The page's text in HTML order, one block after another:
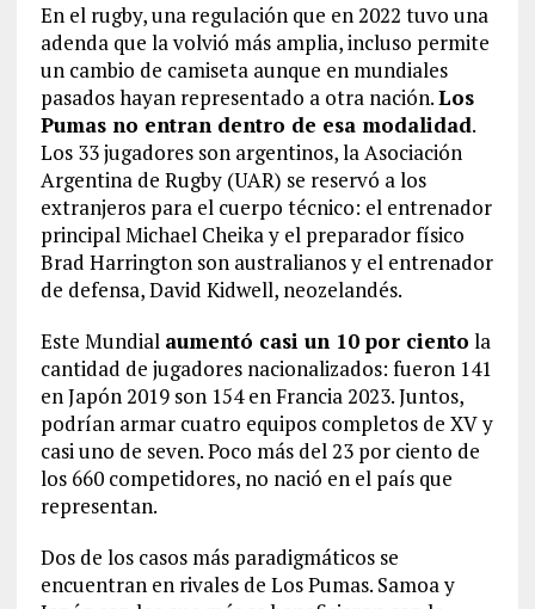
En el rugby, una regulación que en 2022 tuvo una
adenda que la volvió más amplia, incluso permite
un cambio de camiseta aunque en mundiales
pasados hayan representado a otra nación.Los
Pumas no entran dentro de esa modalidad.
Los 33 jugadores son argentinos, la Asociación
Argentina de Rugby (UAR) se reservó a los
extranjeros para el cuerpo técnico: el entrenador
principal Michael Cheika y el preparador físico
Brad Harrington son australianos y el entrenador
de defensa, David Kidwell, neozelandés.
Este Mundial aumentó casi un 10 por ciento la
cantidad de jugadores nacionalizados: fueron 141
en Japón 2019 son 154 en Francia 2023. Juntos,
podrían armar cuatro equipos completos de XV y
casi uno de seven. Poco más del 23 por ciento de
los 660 competidores, no nació en el país que
representan.
Dos de los casos más paradigmáticos se
encuentran en rivales de Los Pumas. Samoa y